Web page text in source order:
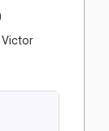
Victor